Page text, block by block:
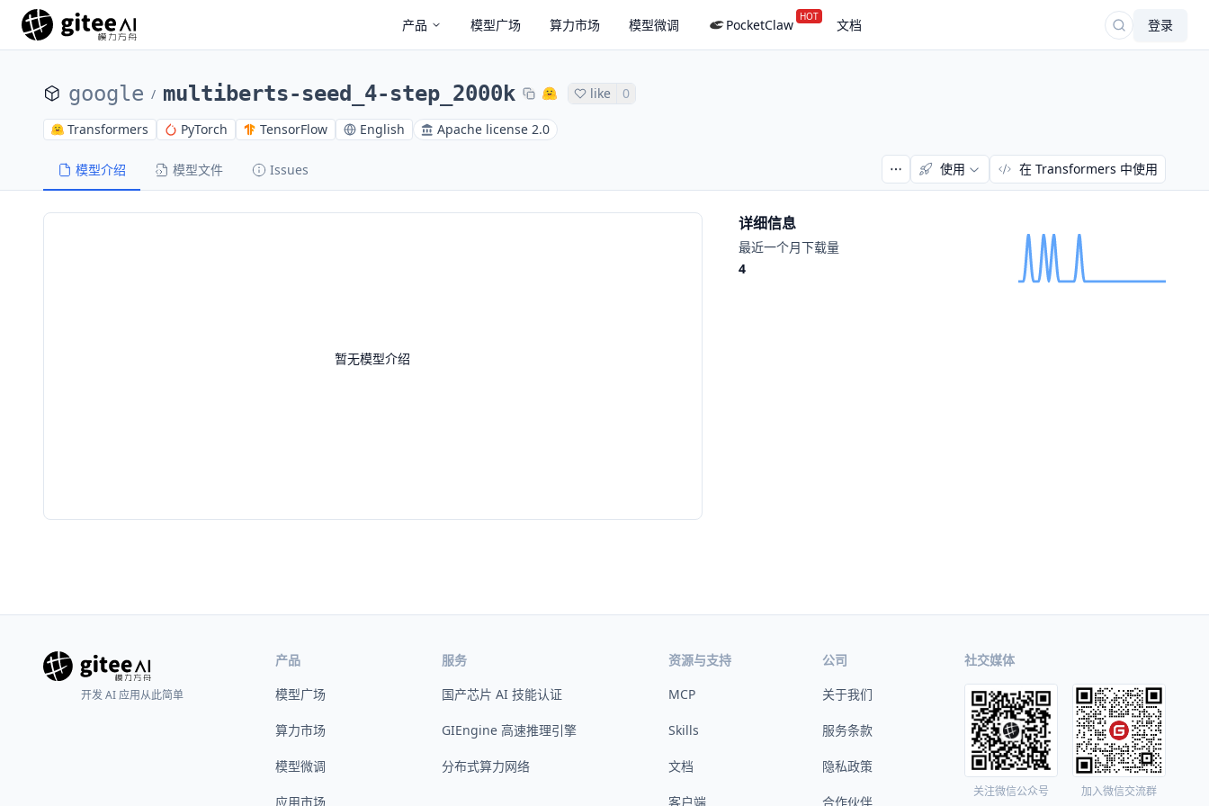
产品 模型广场 算力市场 模型微调 PocketClaw HOT 文档 登录
google / multiberts-seed_4-step_2000k like 0
Transformers PyTorch TensorFlow English Apache license 2.0
模型介绍 模型文件 Issues 使用 在 Transformers 中使用
暂无模型介绍
详细信息
最近一个月下载量
4
开发 AI 应用从此简单
产品
模型广场
算力市场
模型微调
应用市场
服务
国产芯片 AI 技能认证
GIEngine 高速推理引擎
分布式算力网络
资源与支持
MCP
Skills
文档
客户端
公司
关于我们
服务条款
隐私政策
合作伙伴
社交媒体
关注微信公众号 加入微信交流群